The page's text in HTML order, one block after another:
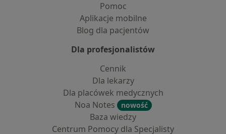
Pomoc
Aplikacje mobilne
Blog dla pacjentów
Dla profesjonalistów
Cennik
Dla lekarzy
Dla placówek medycznych
Noa Notes
nowość
Baza wiedzy
Centrum Pomocy dla Specjalisty